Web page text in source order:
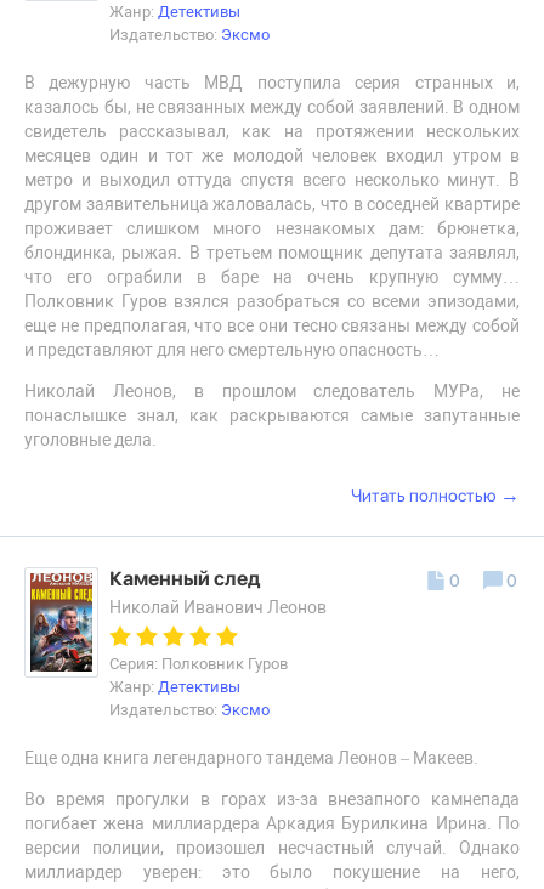
Жанр: Детективы
Издательство: Эксмо
В дежурную часть МВД поступила серия странных и,
казалось бы, не связанных между собой заявлений. В одном
свидетель рассказывал, как на протяжении нескольких
месяцев один и тот же молодой человек входил утром в
метро и выходил оттуда спустя всего несколько минут. В
другом заявительница жаловалась, что в соседней квартире
проживает слишком много незнакомых дам: брюнетка,
блондинка, рыжая. В третьем помощник депутата заявлял,
что его ограбили в баре на очень крупную сумму…
Полковник Гуров взялся разобраться со всеми эпизодами,
еще не предполагая, что все они тесно связаны между собой
и представляют для него смертельную опасность…
Николай Леонов, в прошлом следователь МУРа, не
понаслышке знал, как раскрываются самые запутанные
уголовные дела.
Читать полностью →
Каменный след
Николай Иванович Леонов
Серия: Полковник Гуров
Жанр: Детективы
Издательство: Эксмо
Еще одна книга легендарного тандема Леонов – Макеев.
Во время прогулки в горах из-за внезапного камнепада
погибает жена миллиардера Аркадия Бурилкина Ирина. По
версии полиции, произошел несчастный случай. Однако
миллиардер уверен: это было покушение на него,
0 0